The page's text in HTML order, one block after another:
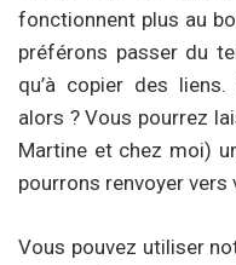
fonctionnent plus au
préférons passer du
qu’à copier des
alors ? Vous pourrez
Martine et chez moi)
pourrons renvoyer vers
Vous pouvez utiliser